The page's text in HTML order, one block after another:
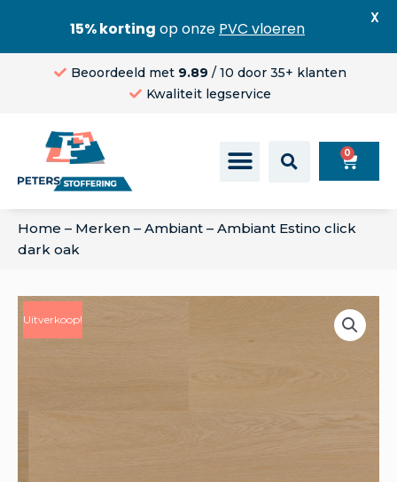
Beoordeeld met 9.89 / 10 door 35+ klanten
Kwaliteit legservice
0
Home – Merken – Ambiant – Ambiant Estino click
dark oak
Uitverkoop!
15% korting op onze PVC vloeren
X